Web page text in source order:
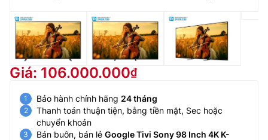
Giá: 106.000.000
Bảo hành chính hãng 24 tháng
Thanh toán thuận tiện, bằng tiền mặt, Sec hoặc
chuyển khoản
Bán buôn, bán lẻ Google Tivi Sony 98 Inch 4K K-